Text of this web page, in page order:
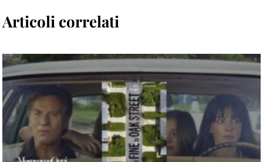
Articoli correlati